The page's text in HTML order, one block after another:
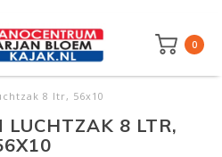
0
8 ltr, 56x10
LUCHTZAK 8 LTR,